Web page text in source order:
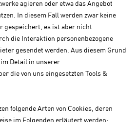
agieren oder etwa das Angebot
In diesem Fall werden zwar keine
gespeichert, es ist aber nicht
die Interaktion personenbezogene
gesendet werden. Aus diesem Grund
Detail in unserer
die von uns eingesetzten Tools &
folgende Arten von Cookies, deren
im Folgenden erläutert werden: